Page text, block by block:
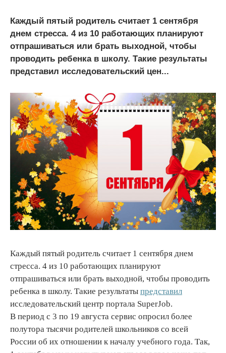
Каждый пятый родитель считает 1 сентября
днем стресса. 4 из 10 работающих планируют
отпрашиваться или брать выходной, чтобы
проводить ребенка в школу. Такие результаты
представил исследовательский цен...
Каждый пятый родитель считает 1 сентября днем
стресса. 4 из 10 работающих планируют
отпрашиваться или брать выходной, чтобы проводить
ребенка в школу. Такие результаты представил
исследовательский центр портала SuperJob.
В период с 3 по 19 августа сервис опросил более
полутора тысячи родителей школьников со всей
России об их отношении к началу учебного года. Так,